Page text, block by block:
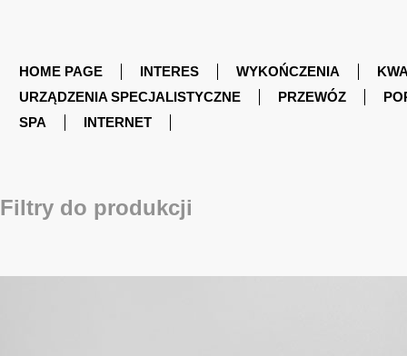
HOME PAGE INTERES WYKOŃCZENIA
URZĄDZENIA SPECJALISTYCZNE
PRZEWÓZ
SPA
INTERNET
Filtry do produkcji